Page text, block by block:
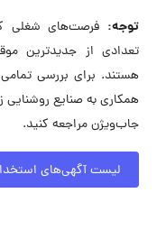
توجه: فرصت‌های شغلی
تعدادی از جدیدترین
هستند. برای بررسی
همکاری به صنایع
جاب‌ویژن مراجعه کنید.
لیست آگهی‌های